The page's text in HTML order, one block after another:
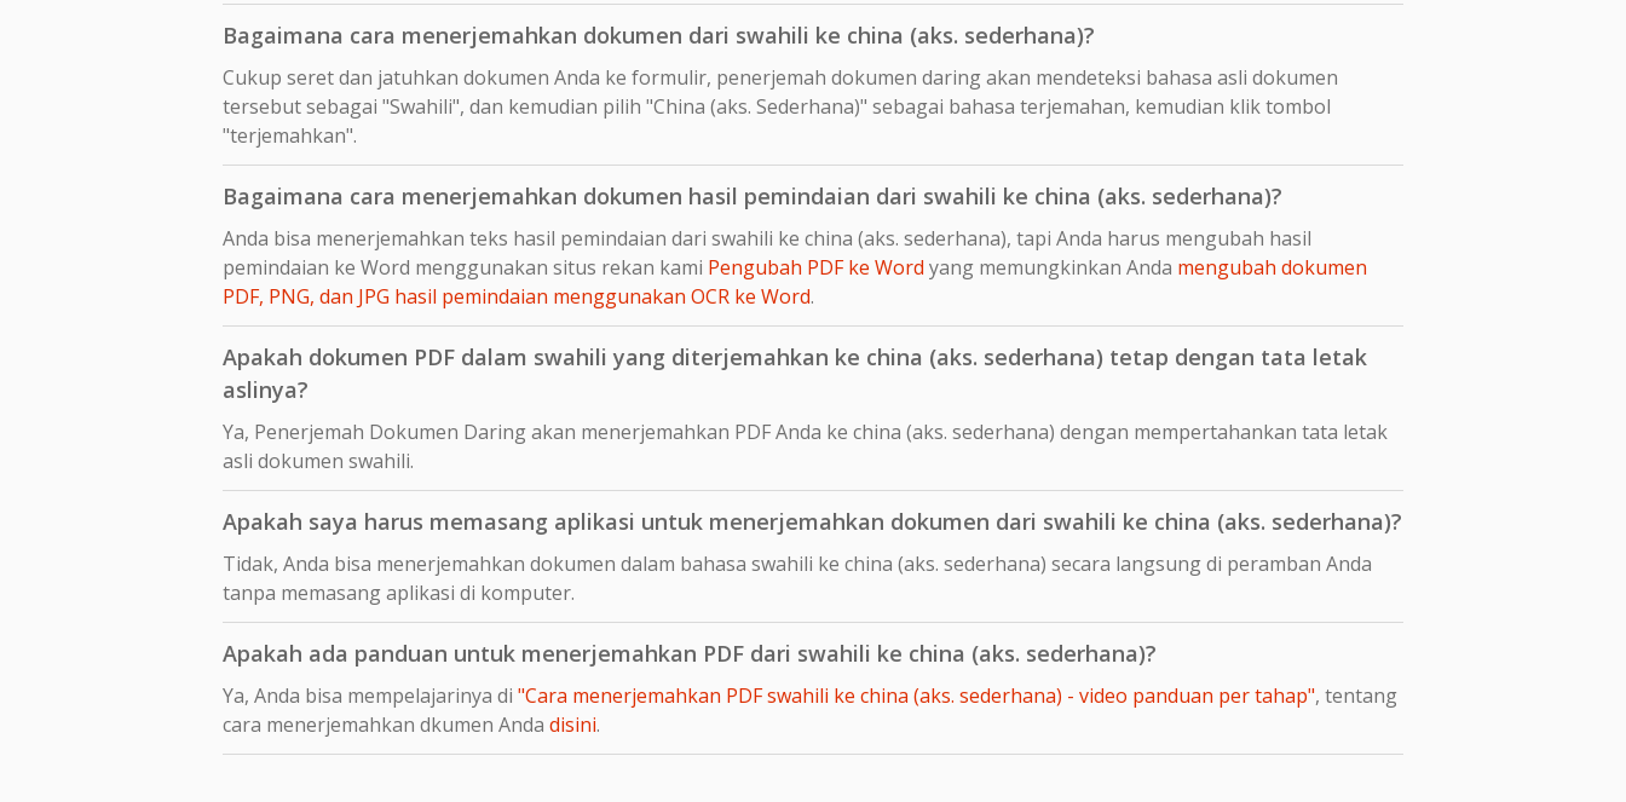
Bagaimana cara menerjemahkan dokumen dari swahili ke china (aks. sederhana)?
Cukup seret dan jatuhkan dokumen Anda ke formulir, penerjemah dokumen daring akan mendeteksi bahasa asli dokumen
tersebut sebagai "Swahili", dan kemudian pilih "China (aks. Sederhana)" sebagai bahasa terjemahan, kemudian klik tombol
"terjemahkan".
Bagaimana cara menerjemahkan dokumen hasil pemindaian dari swahili ke china (aks. sederhana)?
Anda bisa menerjemahkan teks hasil pemindaian dari swahili ke china (aks. sederhana), tapi Anda harus mengubah hasil
pemindaian ke Word menggunakan situs rekan kami Pengubah PDF ke Word yang memungkinkan Anda mengubah dokumen
PDF, PNG, dan JPG hasil pemindaian menggunakan OCR ke Word.
Apakah dokumen PDF dalam swahili yang diterjemahkan ke china (aks. sederhana) tetap dengan tata letak
aslinya?
Ya, Penerjemah Dokumen Daring akan menerjemahkan PDF Anda ke china (aks. sederhana) dengan mempertahankan tata letak
asli dokumen swahili.
Apakah saya harus memasang aplikasi untuk menerjemahkan dokumen dari swahili ke china (aks. sederhana)?
Tidak, Anda bisa menerjemahkan dokumen dalam bahasa swahili ke china (aks. sederhana) secara langsung di peramban Anda
tanpa memasang aplikasi di komputer.
Apakah ada panduan untuk menerjemahkan PDF dari swahili ke china (aks. sederhana)?
Ya, Anda bisa mempelajarinya di "Cara menerjemahkan PDF swahili ke china (aks. sederhana) - video panduan per tahap", tentang
cara menerjemahkan dkumen Anda disini.